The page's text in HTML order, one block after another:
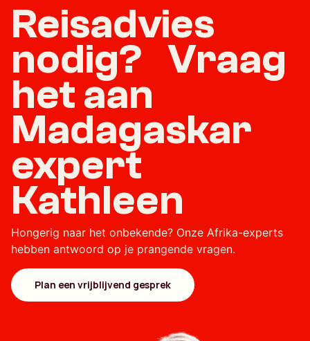
Reisadvies
nodig? Vraag
het aan
Madagaskar
expert
Kathleen
Hongerig naar het onbekende? Onze Afrika-experts
hebben antwoord op je prangende vragen.
Plan een vrijblijvend gesprek